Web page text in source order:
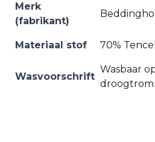
Merk
(fabrikant)
Materiaal stof 70%
Wasvoorschrift
Wasbaar